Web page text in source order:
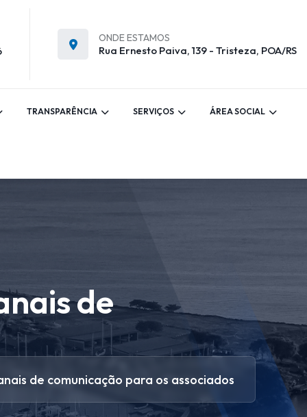
ONDE ESTAMOS
Rua Ernesto Paiva, 139 - Tristeza, POA/RS
TRANSPARÊNCIA SERVIÇOS ÁREA SOCIAL
de
de comunicação para os associados